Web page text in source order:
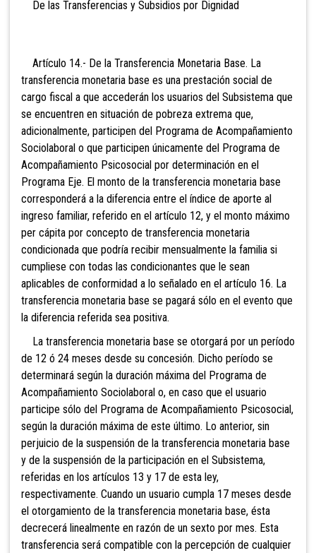
De las Transferencias y Subsidios por Dignidad
Artículo 14.- De la Transferencia Monetaria Base. La
transferencia monetaria base es una prestación social de
cargo fiscal a que accederán los usuarios del Subsistema que
se encuentren en situación de pobreza extrema que,
adicionalmente, participen del Programa de Acompañamiento
Sociolaboral o que participen únicamente del Programa de
Acompañamiento Psicosocial por determinación en el
Programa Eje. El monto de la transferencia monetaria base
corresponderá a la diferencia entre el índice de aporte al
ingreso familiar, referido en el artículo 12, y el monto máximo
per cápita por concepto de transferencia monetaria
condicionada que podría recibir mensualmente la familia si
cumpliese con todas las condicionantes que le sean
aplicables de conformidad a lo señalado en el artículo 16. La
transferencia monetaria base se pagará sólo en el evento que
la diferencia referida sea positiva.
La transferencia monetaria base se otorgará por un período
de 12 ó 24 meses desde su concesión. Dicho período se
determinará según la duración máxima del Programa de
Acompañamiento Sociolaboral o, en caso que el usuario
participe sólo del Programa de Acompañamiento Psicosocial,
según la duración máxima de este último. Lo anterior, sin
perjuicio de la suspensión de la transferencia monetaria base
y de la suspensión de la participación en el Subsistema,
referidas en los artículos 13 y 17 de esta ley,
respectivamente. Cuando un usuario cumpla 17 meses desde
el otorgamiento de la transferencia monetaria base, ésta
decrecerá linealmente en razón de un sexto por mes. Esta
transferencia será compatible con la percepción de cualquier